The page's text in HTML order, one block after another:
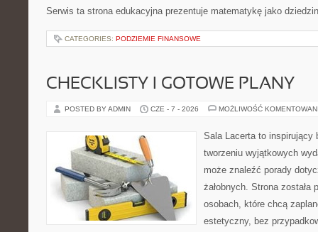
Serwis ta strona edukacyjna prezentuje matematykę jako
CATEGORIES: PODZIEMIE FINANSOWE
CHECKLISTY I GOTOWE PLANY
POSTED BY ADMIN CZE - 7 - 2026 MOŻLIWOŚĆ
Sala Lacerta to inspirujący
tworzeniu wyjątkowych
może znaleźć porady
żałobnych. Strona została
osobach, które chcą
estetyczny, bez